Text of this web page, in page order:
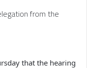
that the hearing